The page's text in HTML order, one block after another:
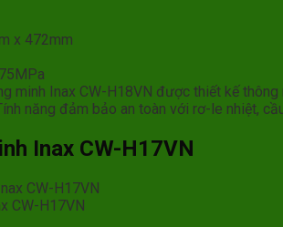
x 472mm
minh Inax CW-H18VN được thiết kế
năng đảm bảo an toàn với rơ-le nhiệt,
Inax CW-H17VN
CW-H17VN